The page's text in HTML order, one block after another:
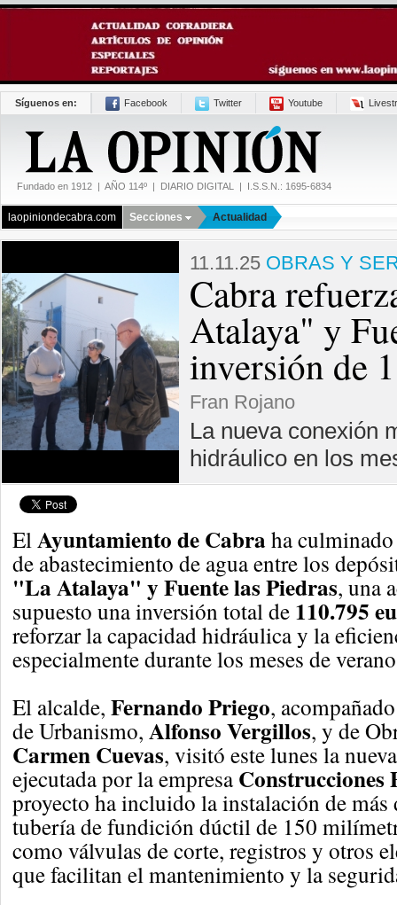
Síguenos en: Facebook Twitter Youtube
Fundado en 1912 | AÑO 114º | DIARIO DIGITAL | I.S.S.N.: 1695-6834
laopiniondecabra.com Secciones Actualidad
11.11.25 OBRAS Y
Cabra
Atalaya" y
inversión de
Fran Rojano
La nueva conexión
hidráulico en los
ElAyuntamiento de Cabra ha
de abastecimiento de agua entre los
"La Atalaya" y Fuente las Piedras, una
supuesto una inversión total de 110.795
reforzar la capacidad hidráulica y la
especialmente durante los meses de
El alcalde, Fernando Priego,
de Urbanismo, Alfonso Vergillos, y de
Carmen Cuevas, visitó este lunes la
ejecutada por la empresa Construcciones
proyecto ha incluido la instalación de más
tubería de fundición dúctil de 150
como válvulas de corte, registros y otros
que facilitan el mantenimiento y la